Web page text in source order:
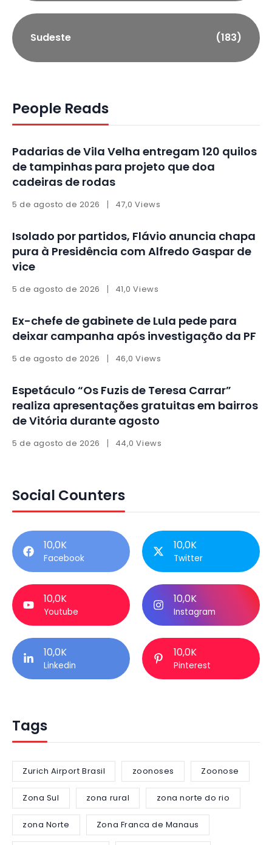
Sudeste (183)
People Reads
Padarias de Vila Velha entregam 120 quilos
de tampinhas para projeto que doa
cadeiras de rodas
5 de agosto de 2026 47,0 Views
Isolado por partidos, Flávio anuncia chapa
pura à Presidência com Alfredo Gaspar de
vice
5 de agosto de 2026 41,0 Views
Ex-chefe de gabinete de Lula pede para
deixar campanha após investigação da PF
5 de agosto de 2026 46,0 Views
Espetáculo “Os Fuzis de Teresa Carrar”
realiza apresentações gratuitas em bairros
de Vitória durante agosto
5 de agosto de 2026 44,0 Views
Social Counters
10,0K
Facebook
10,0K
Twitter
10,0K
Youtube
10,0K
Instagram
10,0K
Linkedin
10,0K
Pinterest
Tags
Zurich Airport Brasil zoonoses Zoonose
Zona Sul zona rural zona norte do rio
zona Norte Zona Franca de Manaus